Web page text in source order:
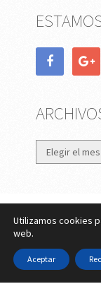
Archivos
Contactar ||
Utilizamos cookies
web.
Aceptar